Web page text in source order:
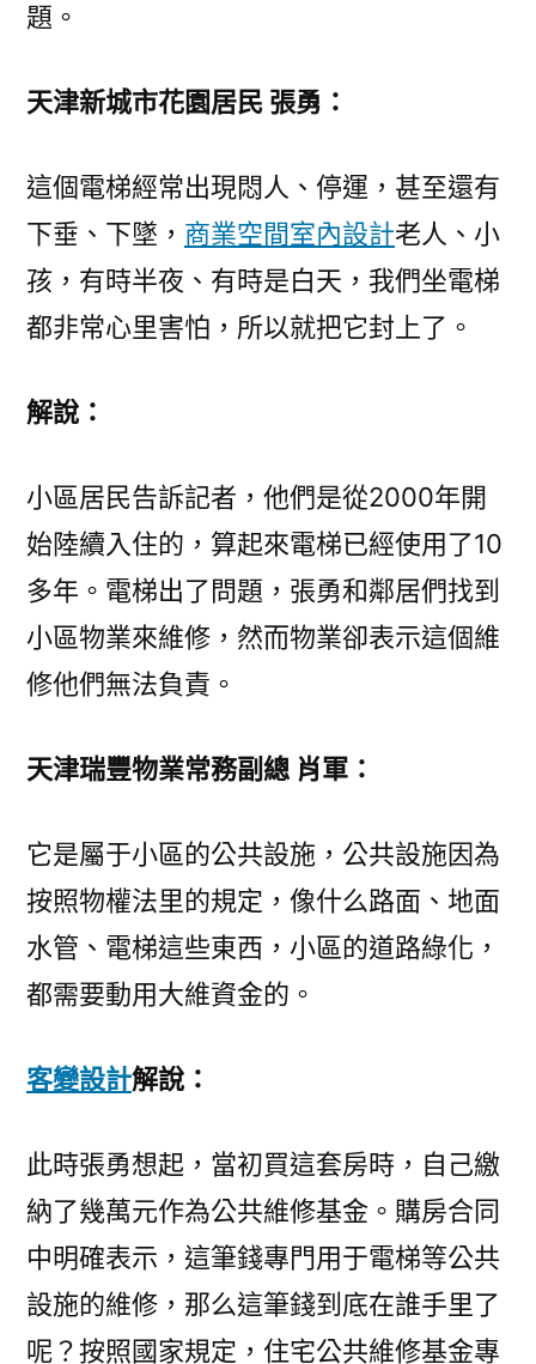
題。
天津新城市花園居民 張勇：
這個電梯經常出現悶人、停運，甚至還有
下垂、下墜， 商業空間室內設計老人、小
孩，有時半夜、有時是白天，我們坐電梯
都非常心里害怕，所以就把它封上了。
解說：
小區居民告訴記者，他們是從2000年開
始陸續入住的，算起來電梯已經使用了10
多年。電梯出了問題，張勇和鄰居們找到
小區物業來維修，然而物業卻表示這個維
修他們無法負責。
天津瑞豐物業常務副總 肖軍：
它是屬于小區的公共設施，公共設施因為
按照物權法里的規定，像什么路面、地面
水管、電梯這些東西，小區的道路綠化，
都需要動用大維資金的。
客變設計解說：
此時張勇想起，當初買這套房時，自己繳
納了幾萬元作為公共維修基金。購房合同
中明確表示，這筆錢專門用于電梯等公共
設施的維修，那么這筆錢到底在誰手里了
呢？按照國家規定，住宅公共維修基金專